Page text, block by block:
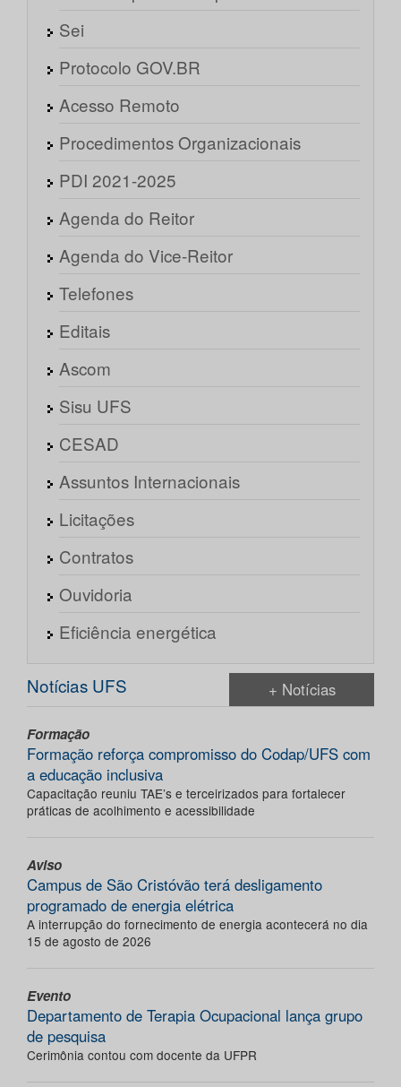
Sei
Protocolo GOV.BR
Acesso Remoto
Procedimentos Organizacionais
PDI 2021-2025
Agenda do Reitor
Agenda do Vice-Reitor
Telefones
Editais
Ascom
Sisu UFS
CESAD
Assuntos Internacionais
Licitações
Contratos
Ouvidoria
Eficiência energética
Notícias UFS + Notícias
Formação
Formação reforça compromisso do Codap/UFS com
a educação inclusiva
Capacitação reuniu TAE’s e terceirizados para fortalecer
práticas de acolhimento e acessibilidade
Aviso
Campus de São Cristóvão terá desligamento
programado de energia elétrica
A interrupção do fornecimento de energia acontecerá no dia
15 de agosto de 2026
Evento
Departamento de Terapia Ocupacional lança grupo
de pesquisa
Cerimônia contou com docente da UFPR